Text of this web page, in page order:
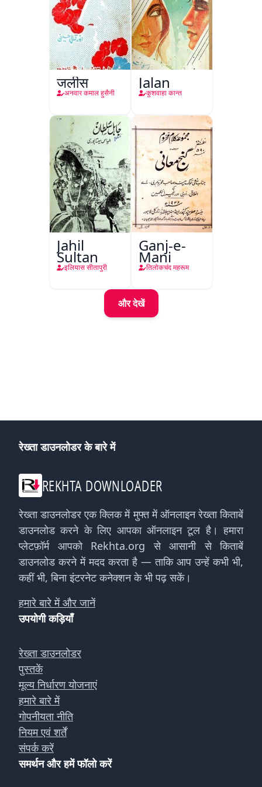
जलीस
अनवार कमाल हुसैनी
Jalan
कुशवाहा कान्त
Jahil
Sultan
इलियास सीतापुरी
Ganj-e-
Mani
तिलोकचंद महरूम
और देखें
रेख्ता डाउनलोडर के बारे में
REKHTA DOWNLOADER
रेख्ता डाउनलोडर एक क्लिक में मुफ्त में ऑनलाइन रेख्ता किताबें
डाउनलोड करने के लिए आपका ऑनलाइन टूल है। हमारा
प्लेटफ़ॉर्म आपको Rekhta.org से आसानी से किताबें
डाउनलोड करने में मदद करता है — ताकि आप उन्हें कभी भी,
कहीं भी, बिना इंटरनेट कनेक्शन के भी पढ़ सकें।
हमारे बारे में और जानें
उपयोगी कड़ियाँ
रेख्ता डाउनलोडर
पुस्तकें
मूल्य निर्धारण योजनाएं
हमारे बारे में
गोपनीयता नीति
नियम एवं शर्तें
संपर्क करें
समर्थन और हमें फॉलो करें